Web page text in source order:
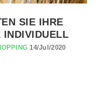
SIE IHRE
INDIVIDUELL
14/Jul/2020